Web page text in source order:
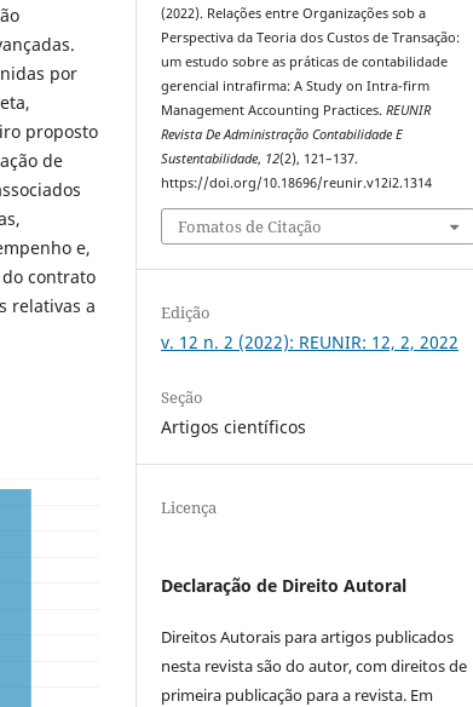
por
proposto
de
e,
contrato
relativas a
(2022). Relações entre Organizações sob a
Perspectiva da Teoria dos Custos de Transação:
um estudo sobre as práticas de contabilidade
gerencial intrafirma: A Study on Intra-firm
Management Accounting Practices.REUNIR
Revista De Administração Contabilidade E
Sustentabilidade, 12(2), 121–137.
https://doi.org/10.18696/reunir.v12i2.1314
Fomatos de Citação
Edição
v. 12 n. 2 (2022): REUNIR: 12, 2, 2022
Seção
Artigos científicos
Licença
Declaração de Direito Autoral
Direitos Autorais para artigos publicados
nesta revista são do autor, com direitos de
primeira publicação para a revista. Em